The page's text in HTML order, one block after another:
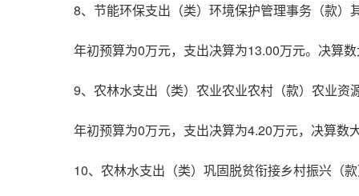
8、节能环保支出（类）环境保护管理事务（款）
年初预算为0万元，支出决算为13.00万元。决算
9、农林水支出（类）农业农业农村（款）农业资
年初预算为0万元，支出决算为4.20万元，决算
10、农林水支出（类）巩固脱贫衔接乡村振兴（